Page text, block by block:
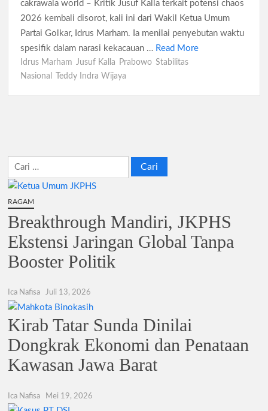
Siswa SMA SMK Jabar Wajib Pilah Sampah Jadi Praktikum
IPA 2026
Saksi Baru
Australia Dukung Transformasi Layanan Kesehatan Primer
Indonesia Lewat Riset
Harga Galaxy Z Fold 8 Naik hingga Rp9 Juta, Samsung
Ungkap Alasannya
cakrawala world – Kritik Jusuf Kalla terkait potensi chaos
2026 kembali disorot, kali ini dari Wakil Ketua Umum
Partai Golkar, Idrus Marham. Ia menilai penyebutan waktu
spesifik dalam narasi kekacauan … Read More
Idrus Marham Jusuf Kalla Prabowo Stabilitas
Nasional
Teddy Indra Wijaya
Cari
untuk:
RAGAM
Breakthrough Mandiri, JKPHS
Ekstensi Jaringan Global Tanpa
Booster Politik
Ica Nafisa Juli 13, 2026
Kirab Tatar Sunda Dinilai
Dongkrak Ekonomi dan Penataan
Kawasan Jawa Barat
Ica Nafisa Mei 19, 2026